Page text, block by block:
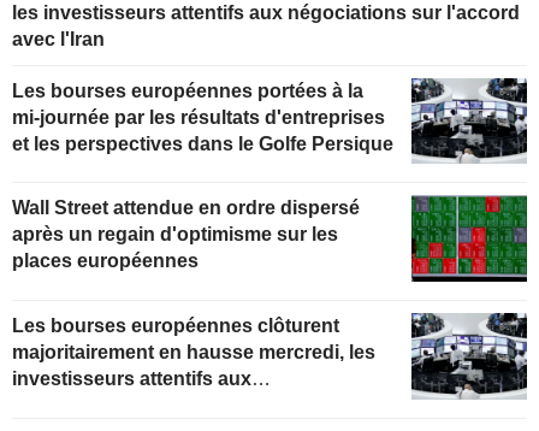
les investisseurs attentifs aux négociations sur l'accord
avec l'Iran
Les bourses européennes portées à la
mi-journée par les résultats d'entreprises
et les perspectives dans le Golfe Persique
Wall Street attendue en ordre dispersé
après un regain d'optimisme sur les
places européennes
Les bourses européennes clôturent
majoritairement en hausse mercredi, les
investisseurs attentifs aux